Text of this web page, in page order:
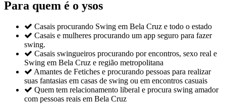
Para quem é o ysos
 Casais procurando Swing em Bela Cruz e todo o estado
 Casais e mulheres procurando um app seguro para fazer
swing.
 Casais swingueiros procurando por encontros, sexo real e
Swing em Bela Cruz e região metropolitana
 Amantes de Fetiches e procurando pessoas para realizar
suas fantasias em casas de swing ou em encontros casuais
 Quem tem relacionamento liberal e procura swing amador
com pessoas reais em Bela Cruz